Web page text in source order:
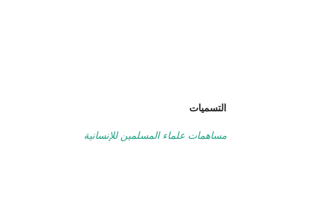
التسميات
مساهمات علماء المسلمين للإنسانية